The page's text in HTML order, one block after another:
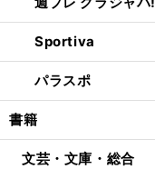
Sportiva
パラスポ
書籍
文芸・文庫・総合